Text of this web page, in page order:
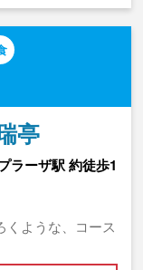
亭
ラーザ駅 約徒歩1
くような、コース